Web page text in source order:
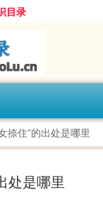
目录
捺住”的出处是哪里
处是哪里